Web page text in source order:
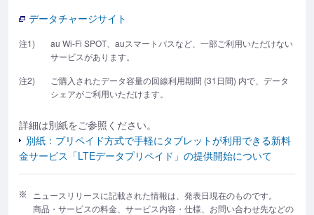
データチャージサイト
注1)
au Wi-Fi SPOT、auスマートパスなど、一部ご利用いただけない
サービスがあります。
注2)
ご購入されたデータ容量の回線利用期間 (31日間) 内で、データ
シェアがご利用いただけます。
詳細は別紙をご参照ください。
別紙：プリペイド方式で手軽にタブレットが利用できる新料
金サービス「LTEデータプリペイド」の提供開始について
ニュースリリースに記載された情報は、発表日現在のものです。
商品・サービスの料金、サービス内容・仕様、お問い合わせ先などの